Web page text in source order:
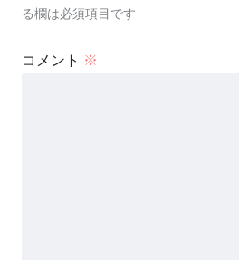
る欄は必須項目です
コメント ※